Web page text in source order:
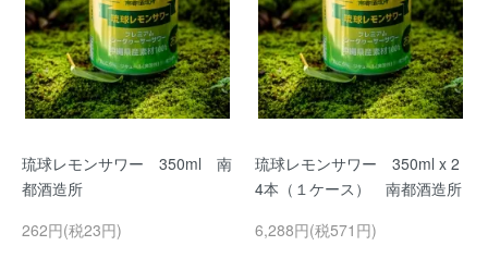
琉球レモンサワー 350ml 南
都酒造所
262円(税23円)
琉球レモンサワー 350ml x 2
4本（１ケース） 南都酒造所
6,288円(税571円)